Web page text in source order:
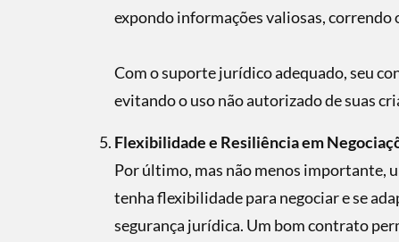
expondo informações valiosas,
Com o suporte jurídico adequado, seu
evitando o uso não autorizado de suas
Flexibilidade e Resiliência em
Por último, mas não menos importante,
tenha flexibilidade para negociar e se
segurança jurídica. Um bom contrato